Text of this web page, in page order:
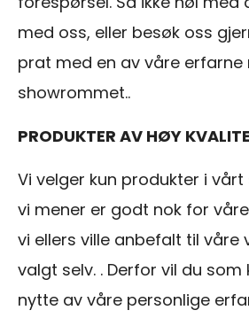
med oss, eller besøk oss
prat med en av våre erfarne
showrommet..
PRODUKTER AV HØY
Vi velger kun produkter i
vi mener er godt nok for
vi ellers ville anbefalt til våre
valgt selv. . Derfor vil du som
nytte av våre personlige